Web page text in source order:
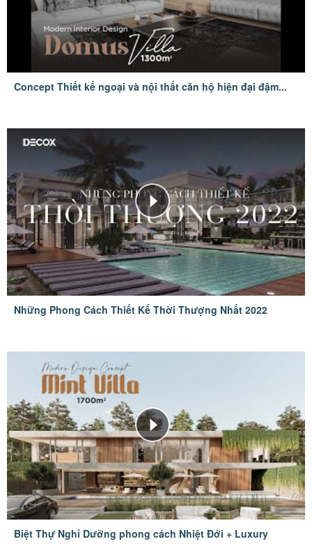
Concept Thiết kế ngoại và nội thất căn hộ hiện đại đậm...
Những Phong Cách Thiết Kế Thời Thượng Nhất 2022
Biệt Thự Nghỉ Dưỡng phong cách Nhiệt Đới + Luxury